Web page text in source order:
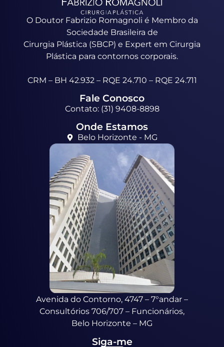
O Doutor Fabrizio Romagnoli é Membro da
Sociedade Brasileira de
Cirurgia Plástica (SBCP) e Expert em Cirurgia
Plástica para contornos corporais.
CRM – BH 42.932 – RQE 24.710 – RQE 24.711
Fale Conosco
Contato: (31) 9408-8898
Onde Estamos
Belo Horizonte - MG
Avenida do Contorno, 4747 – 7°andar –
Consultórios 706/707 – Funcionários,
Belo Horizonte – MG
Siga-me